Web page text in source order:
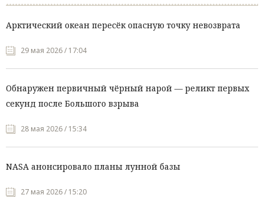
Арктический океан пересёк опасную точку невозврата
29 мая 2026 / 17:04
Обнаружен первичный чёрный нарой — реликт первых
секунд после Большого взрыва
28 мая 2026 / 15:34
NASA анонсировало планы лунной базы
27 мая 2026 / 15:20